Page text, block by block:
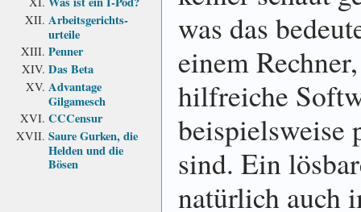
Arbeits­gerichts­
urteile
Penner
Das Beta
Advantage
Gilgamesch
CCCensur
Saure Gurken, die
Helden und die
Bösen
was das
einem
hilfreiche
beispielsweise
sind. Ein
natürlich auch